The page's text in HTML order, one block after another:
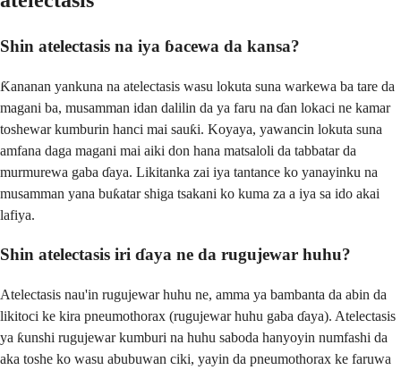
Shin atelectasis na iya ɓacewa da kansa?
Ƙananan yankuna na atelectasis wasu lokuta suna warkewa ba tare da
magani ba, musamman idan dalilin da ya faru na ɗan lokaci ne kamar
toshewar kumburin hanci mai sauƙi. Koyaya, yawancin lokuta suna
amfana daga magani mai aiki don hana matsaloli da tabbatar da
murmurewa gaba ɗaya. Likitanka zai iya tantance ko yanayinku na
musamman yana buƙatar shiga tsakani ko kuma za a iya sa ido akai
lafiya.
Shin atelectasis iri ɗaya ne da rugujewar huhu?
Atelectasis nau'in rugujewar huhu ne, amma ya bambanta da abin da
likitoci ke kira pneumothorax (rugujewar huhu gaba ɗaya). Atelectasis
ya ƙunshi rugujewar kumburi na huhu saboda hanyoyin numfashi da
aka toshe ko wasu abubuwan ciki, yayin da pneumothorax ke faruwa